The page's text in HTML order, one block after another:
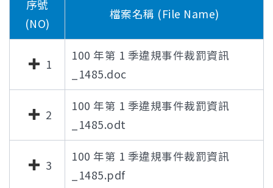
序號
(NO)
檔案名稱 (File Name)
1
100 年第 1 季違規事件裁罰資訊
_1485.doc
2
100 年第 1 季違規事件裁罰資訊
_1485.odt
3
100 年第 1 季違規事件裁罰資訊
_1485.pdf